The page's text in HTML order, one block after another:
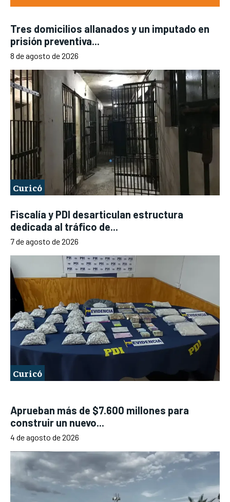
Tres domicilios allanados y un imputado en
prisión preventiva...
8 de agosto de 2026
Curicó
Fiscalía y PDI desarticulan estructura
dedicada al tráfico de...
7 de agosto de 2026
Curicó
Aprueban más de $7.600 millones para
construir un nuevo...
4 de agosto de 2026